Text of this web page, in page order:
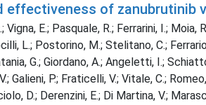
effectiveness of zanubrutinib
E.; Pasquale, R.; Ferrarini, I.;
L.; Postorino, M.; Stelitano, C.;
G.; Giordano, A.; Angeletti, I.;
Galieni, P.; Fraticelli, V.; Vitale, C.;
D.; Derenzini, E.; Di Martina, V.;